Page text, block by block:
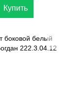
Купить